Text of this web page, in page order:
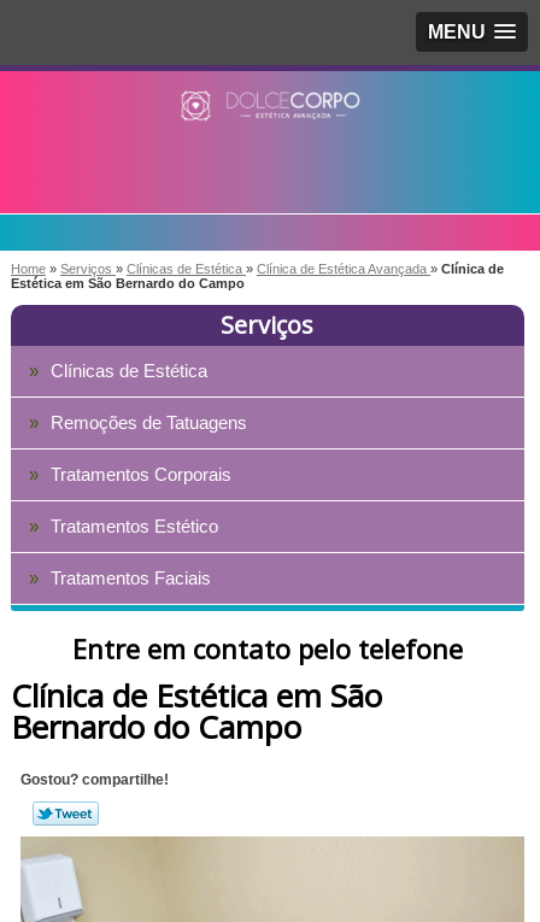
MENU
Home » Serviços » Clínicas de Estética » Clínica de Estética Avançada » Clínica de
Estética em São Bernardo do Campo
Serviços
Clínicas de Estética
Remoções de Tatuagens
Tratamentos Corporais
Tratamentos Estético
Tratamentos Faciais
Entre em contato pelo telefone
Clínica de Estética em São
Bernardo do Campo
Gostou? compartilhe!